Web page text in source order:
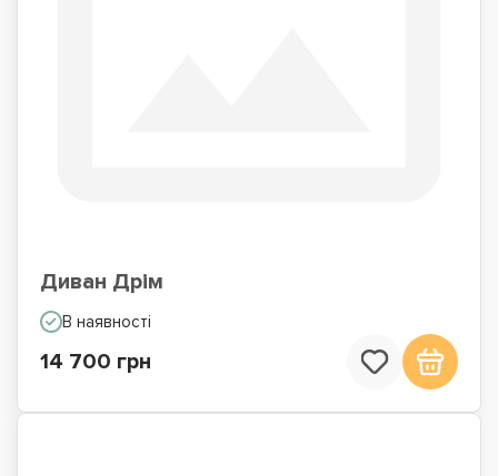
Диван Дрім
В наявності
14 700 грн